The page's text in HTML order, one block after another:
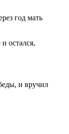
год мать
остался,
и вручил